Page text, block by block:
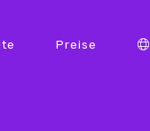
Preise